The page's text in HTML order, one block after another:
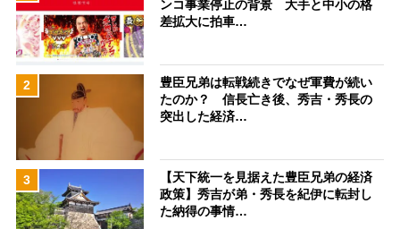
ンコ事業停止の背景 大手と中小の格
差拡大に拍車…
2
豊臣兄弟は転戦続きでなぜ軍費が続い
たのか？ 信長亡き後、秀吉・秀長の
突出した経済…
3
【天下統一を見据えた豊臣兄弟の経済
政策】秀吉が弟・秀長を紀伊に転封し
た納得の事情…